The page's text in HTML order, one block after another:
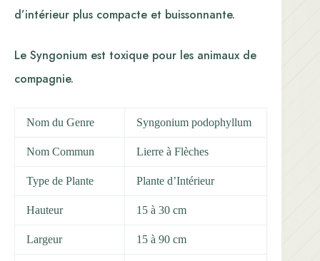
d’intérieur plus compacte et buissonnante.
Le Syngonium est toxique pour les animaux de
compagnie.
Nom du Genre Syngonium podophyllum
Nom Commun Lierre à Flèches
Type de Plante Plante d’Intérieur
Hauteur 15 à 30 cm
Largeur 15 à 90 cm